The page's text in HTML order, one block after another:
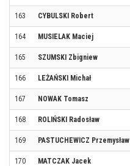
163 CYBULSKI Robert
164 MUSIELAK Maciej
165 SZUMSKI Zbigniew
166 LEŻAŃSKI Michał
167 NOWAK Tomasz
168 ROLIŃSKI Radosław
169 PASTUCHEWICZ Przemysław
170 MATCZAK Jacek